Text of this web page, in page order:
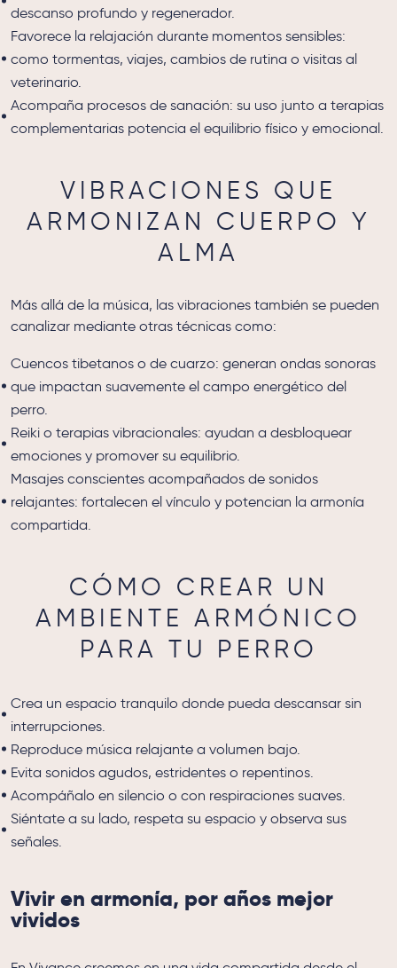
descanso profundo y regenerador.
Favorece la relajación durante momentos sensibles:
como tormentas, viajes, cambios de rutina o visitas al
veterinario.
Acompaña procesos de sanación: su uso junto a terapias
complementarias potencia el equilibrio físico y emocional.
VIBRACIONES QUE
ARMONIZAN CUERPO Y
ALMA
Más allá de la música, las vibraciones también se pueden
canalizar mediante otras técnicas como:
Cuencos tibetanos o de cuarzo: generan ondas sonoras
que impactan suavemente el campo energético del
perro.
Reiki o terapias vibracionales: ayudan a desbloquear
emociones y promover su equilibrio.
Masajes conscientes acompañados de sonidos
relajantes: fortalecen el vínculo y potencian la armonía
compartida.
CÓMO CREAR UN
AMBIENTE ARMÓNICO
PARA TU PERRO
Crea un espacio tranquilo donde pueda descansar sin
interrupciones.
Reproduce música relajante a volumen bajo.
Evita sonidos agudos, estridentes o repentinos.
Acompáñalo en silencio o con respiraciones suaves.
Siéntate a su lado, respeta su espacio y observa sus
señales.
Vivir en armonía, por años mejor
vividos